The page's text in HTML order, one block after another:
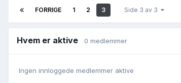
FORRIGE 1 2 3 Side 3 av 3
Hvem er aktive 0 medlemmer
Ingen innloggede medlemmer aktive